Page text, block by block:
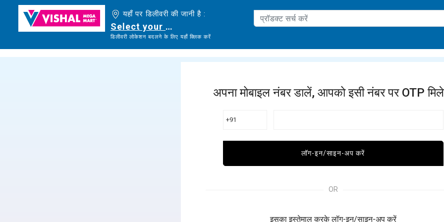
यहाँ पर डिलीवरी की जानी है :
Select your delivery location
डिलीवरी लोकेशन बदलने के लिए यहाँ क्लिक करें
अपना मोबाइल नंबर डालें, आपको इसी नंबर पर OTP
+91
लॉग-इन/साइन-अप करें
OR
इसका इस्तेमाल करके लॉग-इन/साइन-अप करें